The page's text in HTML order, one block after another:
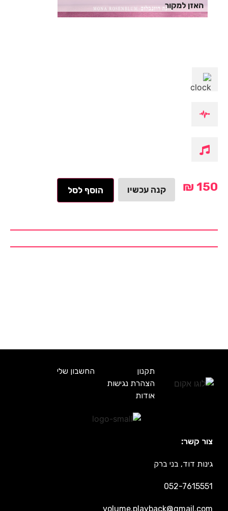
האזן למקור
₪ 150 קנה עכשיו הוסף לסל
תקנון
החשבון שלי
הצהרת נגישות
אודות
צור קשר:
גינות דוד, בני ברק
052-7615551
volume.playback@gmail.com